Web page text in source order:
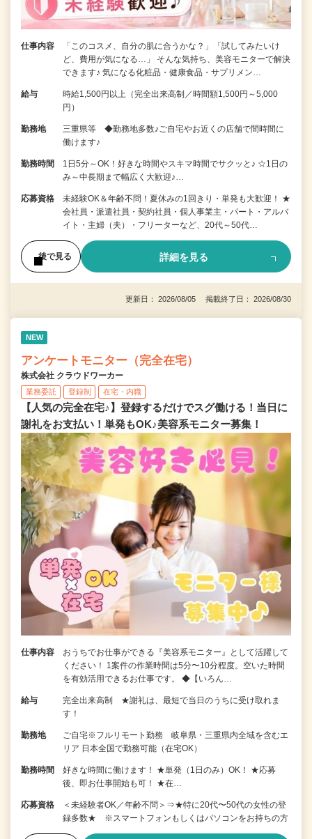
仕事内容
「このコスメ、自分の肌に合うかな？」「試してみたいけ
ど、費用が気になる…」 そんな気持ち、美容モニターで解決
できます♪ 気になる化粧品・健康食品・サプリメン…
給与
時給1,500円以上（完全出来高制／時間額1,500円～5,000
円）
勤務地
三重県等 ◆勤務地多数♪ご自宅やお近くの店舗で間時間に
働けます♪
勤務時間
1日5分～OK！好きな時間やスキマ時間でサクッと♪ ☆1日の
み～中長期まで幅広く大歓迎♪…
応募資格
未経験OK＆年齢不問！夏休みの1回きり・単発も大歓迎！ ★
会社員・派遣社員・契約社員・個人事業主・パート・アルバ
イト・主婦（夫）・フリーターなど、20代～50代…
後で見る 詳細を見る
更新日： 2026/08/05 掲載終了日： 2026/08/30
NEW
アンケートモニター（完全在宅）
株式会社 クラウドワーカー
業務委託 登録制 在宅・内職
【人気の完全在宅♪】登録するだけでスグ働ける！当日に
謝礼をお支払い！単発もOK♪美容系モニター募集！
仕事内容
おうちでお仕事ができる『美容系モニター』として活躍して
ください！ 1案件の作業時間は5分〜10分程度。空いた時間
を有効活用できるお仕事です。 ◆【いろん…
給与
完全出来高制 ★謝礼は、最短で当日のうちに受け取れま
す！
勤務地
ご自宅※フルリモート勤務 岐阜県・三重県内全域を含むエ
リア 日本全国で勤務可能（在宅OK）
勤務時間
好きな時間に働けます！ ★単発（1日のみ）OK！ ★応募
後、即お仕事開始も可！ ★在…
応募資格
＜未経験者OK／年齢不問＞⇒★特に20代〜50代の女性の登
録多数★ ※スマートフォンもしくはパソコンをお持ちの方